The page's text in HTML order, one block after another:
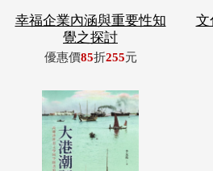
幸福企業內涵與重要性知
覺之探討
優惠價85折255元
文